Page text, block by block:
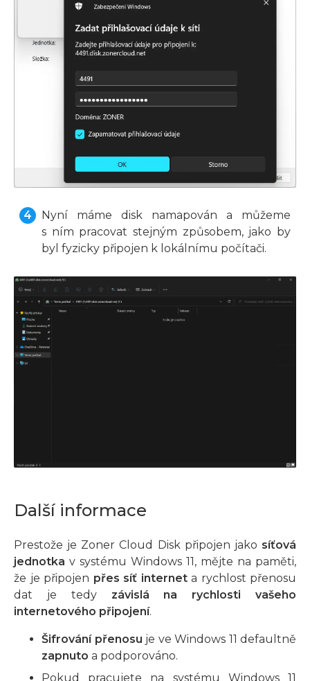
Nyní máme disk namapován a můžeme
s ním pracovat stejným způsobem, jako by
byl fyzicky připojen k lokálnímu počítači.
Další informace
Prestože je Zoner Cloud Disk připojen jako síťová
jednotka v systému Windows 11, mějte na paměti,
že je připojen přes síť interneta rychlost přenosu
dat je tedy závislá na rychlosti vašeho
internetového připojení.
Šifrování přenosu je ve Windows 11 defaultně
zapnuto a podporováno.
Pokud pracujete na systému Windows 11